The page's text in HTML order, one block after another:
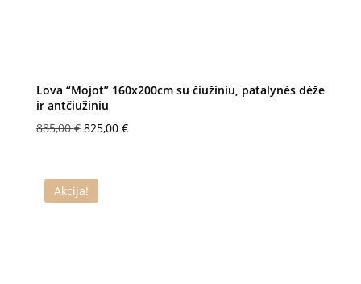
Lova “Mojot” 160x200cm su čiužiniu, patalynės dėže
ir antčiužiniu
885,00€ Original
885,00 €.
825,00 €Current
Akcija!